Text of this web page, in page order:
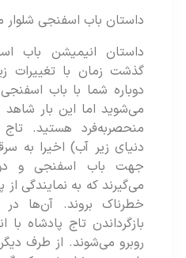
داستان باب اسفنجی شلوار مکعبی
داستان انیمیشن باب
گذشت زمان با تغییرات
دوباره شما با باب اسفنجی در
می‌شوید اما این بار شاهد
منحصربه‌فرد هستید. تاج
دنیای زیر آب) اخیرا به سرقت
جهت باب اسفنجی و
می‌گیرند که به نمایندگی از
بازگرداندن تاج پادشاه با
روبرو می‌شوند. از طرف دیگر در